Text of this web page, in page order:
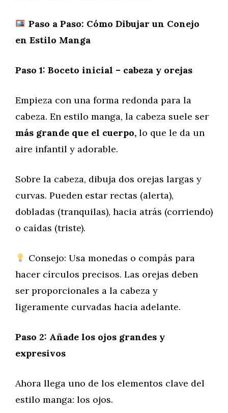
Paso a Paso: Cómo Dibujar un Conejo
en Estilo Manga
Paso 1: Boceto inicial – cabeza y orejas
Empieza con una forma redonda para la
cabeza. En estilo manga, la cabeza suele ser
más grande que el cuerpo, lo que le da un
aire infantil y adorable.
Sobre la cabeza, dibuja dos orejas largas y
curvas. Pueden estar rectas (alerta),
dobladas (tranquilas), hacia atrás (corriendo)
o caídas (triste).
Consejo: Usa monedas o compás para
hacer círculos precisos. Las orejas deben
ser proporcionales a la cabeza y
ligeramente curvadas hacia adelante.
Paso 2: Añade los ojos grandes y
expresivos
Ahora llega uno de los elementos clave del
estilo manga: los ojos.